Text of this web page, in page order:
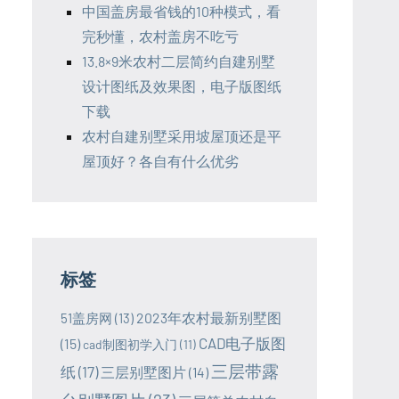
中国盖房最省钱的10种模式，看
完秒懂，农村盖房不吃亏
13.8×9米农村二层简约自建别墅
设计图纸及效果图，电子版图纸
下载
农村自建别墅采用坡屋顶还是平
屋顶好？各自有什么优劣
标签
51盖房网 (13) 2023年农村最新别墅图
(15) cad制图初学入门 (11) CAD电子版图
纸(17) 三层别墅图片(14) 三层带露